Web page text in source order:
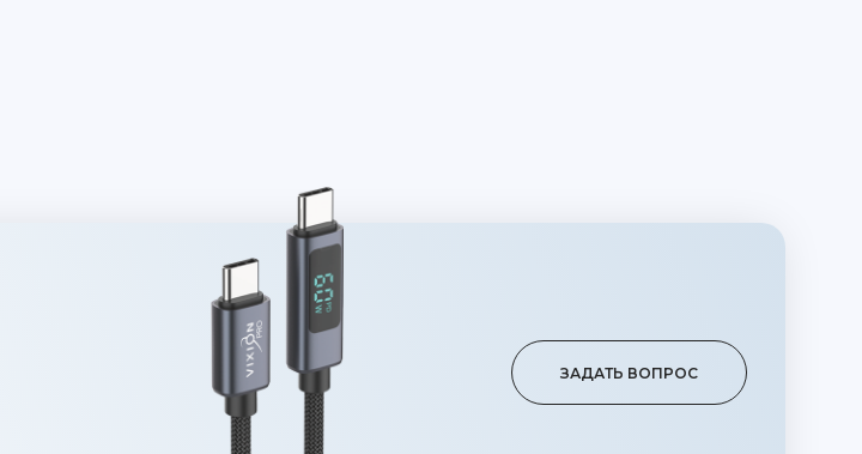
ЗАДАТЬ ВОПРОС